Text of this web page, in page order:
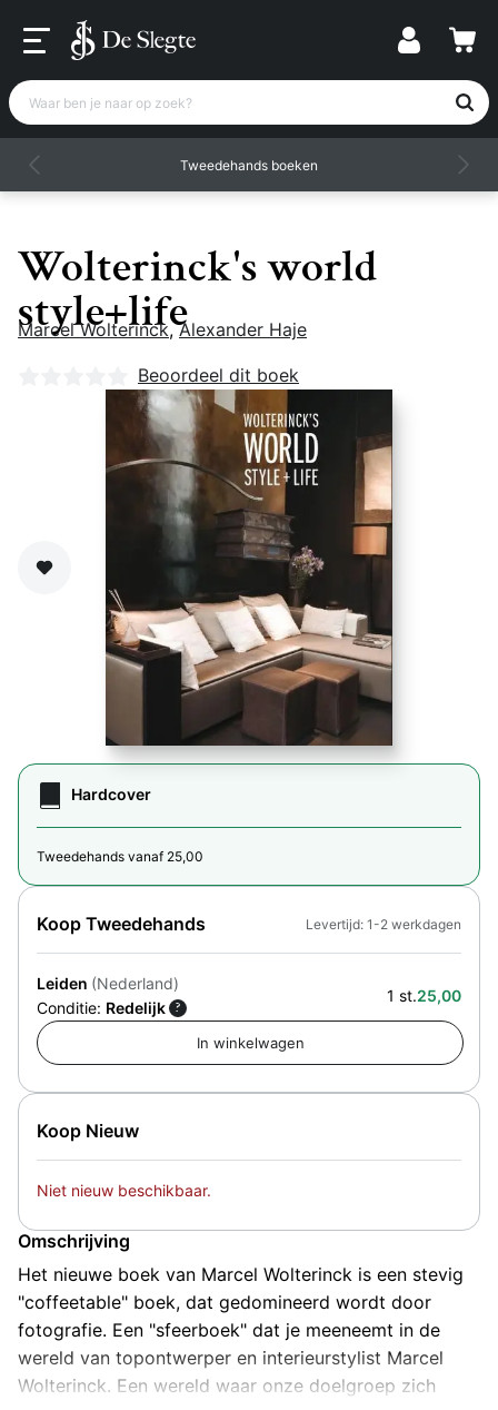
Waar ben je naar op zoek?
Tweedehands boeken
Wolterinck's world
style+life
Marcel Wolterinck,Alexander Haje
Nog geen beoordelingen
Beoordeel dit boek
Hardcover
Tweedehands vanaf 25,00
Koop Tweedehands
Leiden (Nederland)
Conditie: Redelijk ?
1 st.25,00
Levertijd: 1-2 werkdagen
Koop Nieuw
Niet nieuw beschikbaar.
Omschrijving
Het nieuwe boek van Marcel Wolterinck is een stevig
"coffeetable" boek, dat gedomineerd wordt door
fotografie. Een "sfeerboek" dat je meeneemt in de
wereld van topontwerper en interieurstylist Marcel
Wolterinck. Een wereld waar onze doelgroep zich